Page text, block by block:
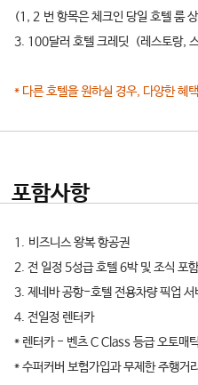
(1, 2 번 항목은 체크인 당일 호텔 룸
3. 100달러 호텔 크레딧 (레스토랑,
* 다른 호텔을 원하실 경우, 다양한 혜
포함사항
1. 비즈니스 왕복 항공권
2. 전 일정 5성급 호텔 6박 및 조식 포함
3. 제네바 공항-호텔 전용차량 픽업 서
4. 전일정 렌터카
* 렌터카 - 벤츠 C Class 등급 오토매
* 수퍼커버 보험가입과 무제한 주행거